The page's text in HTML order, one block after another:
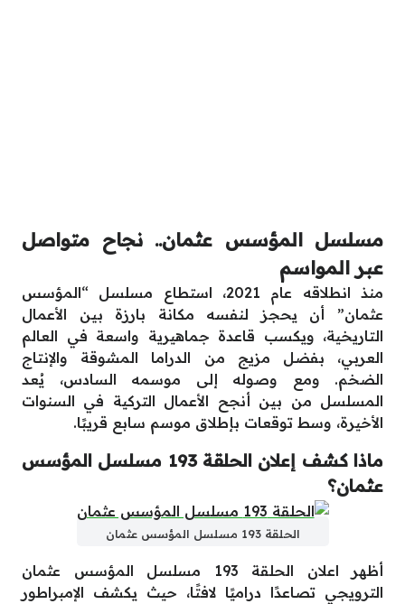
مسلسل المؤسس عثمان.. نجاح متواصل
عبر المواسم
منذ انطلاقه عام 2021، استطاع مسلسل “المؤسس
عثمان” أن يحجز لنفسه مكانة بارزة بين الأعمال
التاريخية، ويكسب قاعدة جماهيرية واسعة في العالم
العربي، بفضل مزيج من الدراما المشوقة والإنتاج
الضخم. ومع وصوله إلى موسمه السادس، يُعد
المسلسل من بين أنجح الأعمال التركية في السنوات
الأخيرة، وسط توقعات بإطلاق موسم سابع قريبًا.
ماذا كشف إعلان الحلقة 193 مسلسل المؤسس
عثمان؟
الحلقة 193 مسلسل المؤسس عثمان
أظهر اعلان الحلقة 193 مسلسل المؤسس عثمان
الترويجي تصاعدًا دراميًا لافتًا، حيث يكشف الإمبراطور